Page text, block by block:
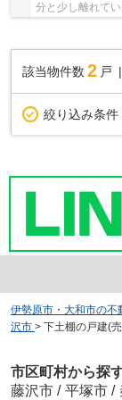
分と少し離れて
該当物件数 2 戸
絞り込み条件
伊勢原市・大和市の不
沢市 > 下土棚の戸建(
市区町村から探
藤沢市 / 平塚市 /